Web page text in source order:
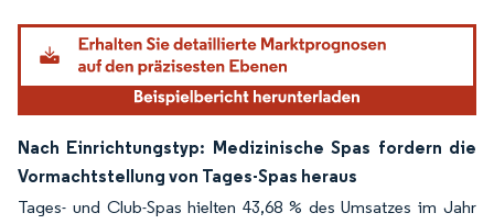
Nach Einrichtungstyp: Medizinische Spas fordern die
Vormachtstellung von Tages-Spas heraus
Tages- und Club-Spas hielten 43,68 % des Umsatzes im Jahr